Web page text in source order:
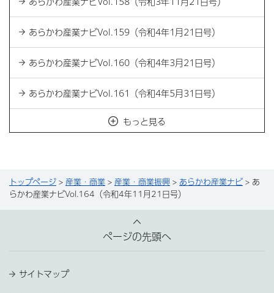
あらかわ産業ナビVol.158（令和3年11月21日号）
あらかわ産業ナビVol.159（令和4年1月21日号）
あらかわ産業ナビVol.160（令和4年3月21日号）
あらかわ産業ナビVol.161（令和4年5月31日号）
もっと見る
トップページ > 産業・商業 > 産業・商業振興 > あらかわ産業ナビ > あ
らかわ産業ナビVol.164（令和4年11月21日号）
ページの先頭へ
サイトマップ